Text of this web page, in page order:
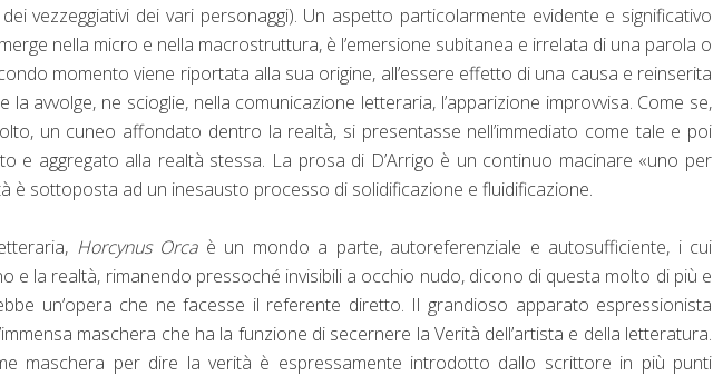
vezzeggiativi dei vari personaggi). Un aspetto particolarmente evidente e significativo
nella micro e nella macrostruttura, è l’emersione subitanea e irrelata di una parola o
momento viene riportata alla sua origine, all’essere effetto di una causa e reinserita
avvolge, ne scioglie, nella comunicazione letteraria, l’apparizione improvvisa. Come se,
un cuneo affondato dentro la realtà, si presentasse nell’immediato come tale e poi
e aggregato alla realtà stessa. La prosa di D’Arrigo è un continuo macinare «uno per
è sottoposta ad un inesausto processo di solidificazione e fluidificazione.
Horcynus Orca è un mondo a parte, autoreferenziale e autosufficiente, i cui
e la realtà, rimanendo pressoché invisibili a occhio nudo, dicono di questa molto di più e
un’opera che ne facesse il referente diretto. Il grandioso apparato espressionista
maschera che ha la funzione di secernere la Verità dell’artista e della letteratura.
maschera per dire la verità è espressamente introdotto dallo scrittore in più punti